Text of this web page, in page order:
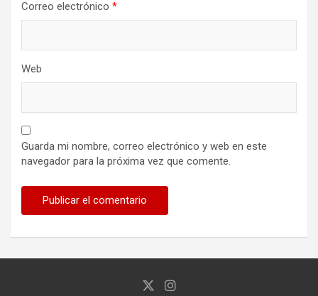
Correo electrónico *
Web
Guarda mi nombre, correo electrónico y web en este
navegador para la próxima vez que comente.